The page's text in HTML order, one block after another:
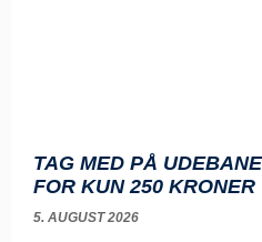
TAG MED PÅ
FOR KUN 250 KRONER
5. AUGUST 2026